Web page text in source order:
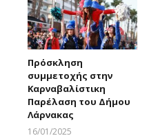
Πρόσκληση
συμμετοχής στην
Καρναβαλίστικη
Παρέλαση του Δήμου
Λάρνακας
16/01/2025